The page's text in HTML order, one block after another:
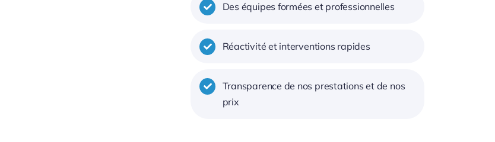
Des équipes formées et professionnelles
Réactivité et interventions rapides
Transparence de nos prestations et de nos
prix